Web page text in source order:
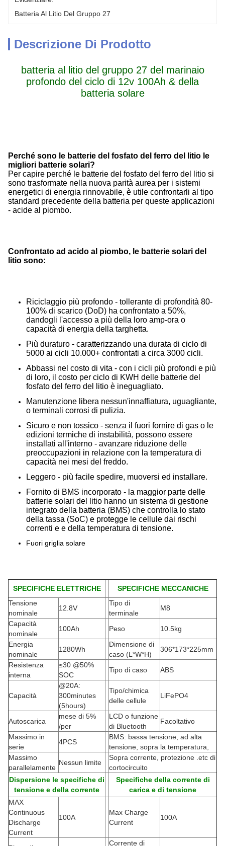
Batteria Al Litio Del Gruppo 27
Descrizione Di Prodotto
batteria al litio del gruppo 27 del marinaio
profondo del ciclo di 12v 100Ah & della
batteria solare
Perché sono le batterie del fosfato del ferro del litio le
migliori batterie solari?
Per capire perché le batterie del fosfato del ferro del litio si
sono trasformate nella nuova parità aurea per i sistemi
energetici di energia rinnovabile, è utile confrontarli al tipo
standard precedente della batteria per queste applicazioni
- acide al piombo.
Confrontato ad acido al piombo, le batterie solari del
litio sono:
Riciclaggio più profondo - tollerante di profondità 80-
100% di scarico (DoD) ha confrontato a 50%,
dandogli l'accesso a più della loro amp-ora o
capacità di energia della targhetta.
Più duraturo - caratterizzando una durata di ciclo di
5000 ai cicli 10.000+ confrontati a circa 3000 cicli.
Abbassi nel costo di vita - con i cicli più profondi e più
di loro, il costo per ciclo di KWH delle batterie del
fosfato del ferro del litio è ineguagliato.
Manutenzione libera nessun'innaffiatura, uguagliante,
o terminali corrosi di pulizia.
Sicuro e non tossico - senza il fuori fornire di gas o le
edizioni termiche di instabilità, possono essere
installati all'interno - avanzare riduzione delle
preoccupazioni in relazione con la temperatura di
capacità nei mesi del freddo.
Leggero - più facile spedire, muoversi ed installare.
Fornito di BMS incorporato - la maggior parte delle
batterie solari del litio hanno un sistema di gestione
integrato della batteria (BMS) che controlla lo stato
della tassa (SoC) e protegge le cellule dai rischi
correnti e e della temperatura di tensione.
Fuori griglia solare
SPECIFICHE ELETTRICHE
SPECIFICHE MECCANICHE
Tensione
nominale
12.8V
Tipo di
terminale
M8
Capacità
nominale
100Ah Peso
10.5kg
Energia
nominale
1280Wh
Dimensione di
caso (L*W*H)
306*173*225mm
Resistenza
interna
≤30 @50%
SOC
Tipo di caso ABS
Capacità
@20A:
300minutes
(5hours)
Tipo/chimica
delle cellule
LiFePO4
Autoscarica
mese di 5%
/per
LCD o funzione
di Bluetooth
Facoltativo
Massimo in
serie
4PCS
BMS: bassa tensione, ad alta
tensione, sopra la temperatura,
Massimo
parallelamente
Nessun limite
Sopra corrente, protezione .etc di
cortocircuito
Dispersione le specifiche di
tensione e della corrente
Specifiche della corrente di
carica e di tensione
MAX
Continuous
Discharge
Current
100A
Max Charge
Current
100A
Corrente di